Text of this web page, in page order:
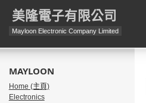
美隆電子有限公司
Mayloon Electronic Company Limited
MAYLOON
Home (主頁)
Electronics